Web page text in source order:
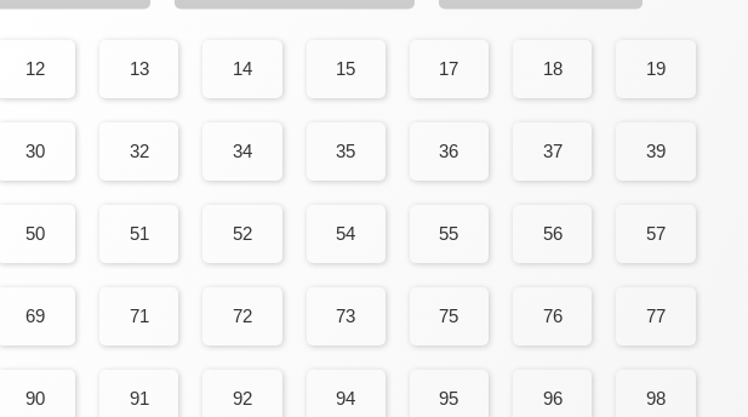
12 13 14 15 17 18 19
30 32 34 35 36 37 39
50 51 52 54 55 56 57
69 71 72 73 75 76 77
90 91 92 94 95 96 98